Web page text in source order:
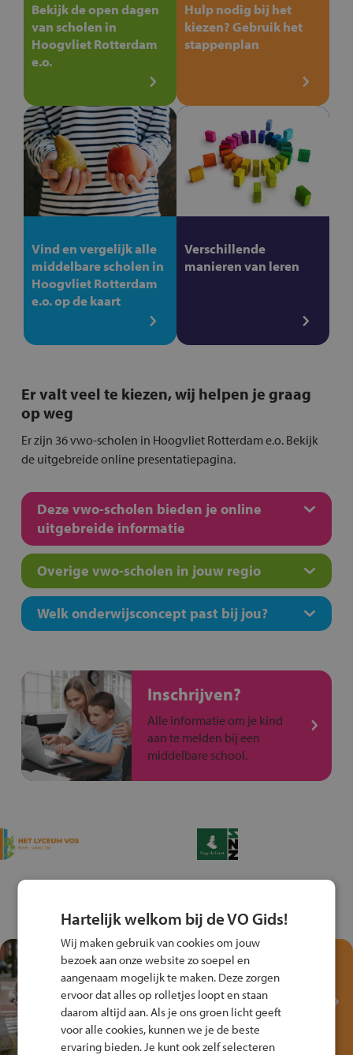
Bekijk de open dagen
van scholen in
Hoogvliet Rotterdam
e.o.
Hulp nodig bij het
kiezen? Gebruik het
stappenplan
Vind en vergelijk alle
middelbare scholen in
Hoogvliet Rotterdam
e.o. op de kaart
Verschillende
manieren van leren
Er valt veel te kiezen, wij helpen je graag
op weg
Er zijn 36 vwo-scholen in Hoogvliet Rotterdam e.o. Bekijk
de uitgebreide online presentatiepagina.
Deze vwo-scholen bieden je online
uitgebreide informatie
Overige vwo-scholen in jouw regio
Welk onderwijsconcept past bij jou?
Inschrijven?
Alle informatie om je kind
aan te melden bij een
middelbare school.
Test je kennis met het
Fiets Veilig
Verkeersspel!
Speel het Fiets Veilig Verkeersspel
en win een Cortina-fiets!
Hartelijk welkom bij de VO Gids!
Wij maken gebruik van cookies om jouw
bezoek aan onze website zo soepel en
aangenaam mogelijk te maken. Deze zorgen
ervoor dat alles op rolletjes loopt en staan
daarom altijd aan. Als je ons groen licht geeft
voor alle cookies, kunnen we je de beste
ervaring bieden. Je kunt ook zelf selecteren